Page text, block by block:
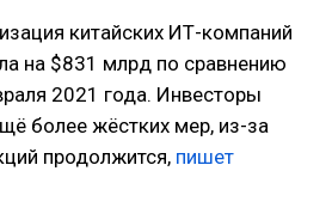
китайских ИТ-компаний
на $831 млрд по сравнению
2021 года. Инвесторы
более жёстких мер, из-за
продолжится, пишет